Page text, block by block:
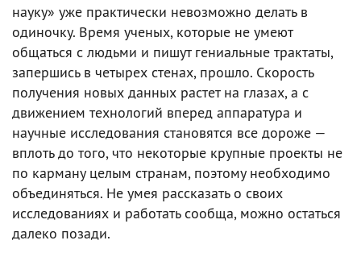
науку» уже практически невозможно делать в
одиночку. Время ученых, которые не умеют
общаться с людьми и пишут гениальные трактаты,
запершись в четырех стенах, прошло. Скорость
получения новых данных растет на глазах, а с
движением технологий вперед аппаратура и
научные исследования становятся все дороже —
вплоть до того, что некоторые крупные проекты не
по карману целым странам, поэтому необходимо
объединяться. Не умея рассказать о своих
исследованиях и работать сообща, можно остаться
далеко позади.